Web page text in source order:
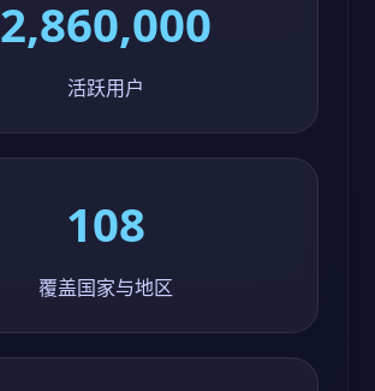
2,860,000
活跃用户
108
覆盖国家与地区